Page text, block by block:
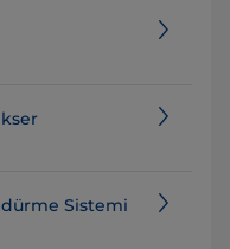
Sistemi